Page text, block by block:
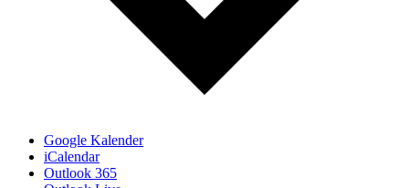
Google Kalender
iCalendar
Outlook 365